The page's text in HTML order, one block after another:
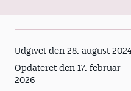
Udgivet den 28. august
Opdateret den 17. februar
2026